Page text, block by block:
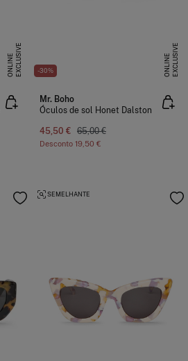
E
X
C
L
U
SI
V
E
O
N
L
I
N
E -30% E
X
C
L
U
SI
V
E
O
N
L
I
N
E
Mr. Boho
Óculos de sol Honet Dalston
45,50 € 65,00 €
Desconto 19,50 €
SEMELHANTE